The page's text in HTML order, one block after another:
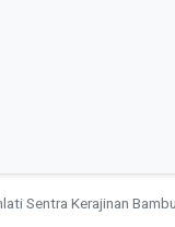
Sentra Kerajinan